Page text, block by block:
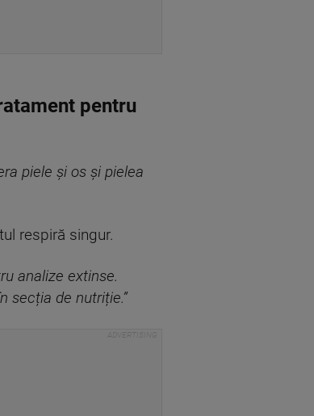
pentru
piele și os și pielea
respiră singur.
analize extinse.
secția de nutriție.”